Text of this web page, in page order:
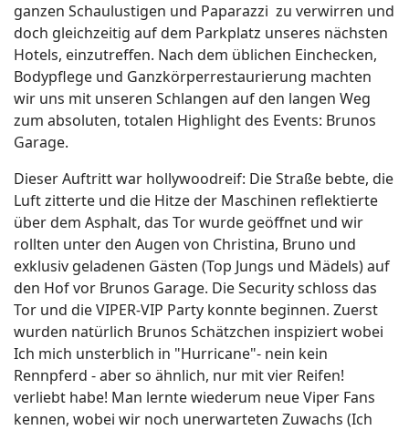
ganzen Schaulustigen und Paparazzi zu verwirren und
doch gleichzeitig auf dem Parkplatz unseres nächsten
Hotels, einzutreffen. Nach dem üblichen Einchecken,
Bodypflege und Ganzkörperrestaurierung machten
wir uns mit unseren Schlangen auf den langen Weg
zum absoluten, totalen Highlight des Events: Brunos
Garage.
Dieser Auftritt war hollywoodreif: Die Straße bebte, die
Luft zitterte und die Hitze der Maschinen reflektierte
über dem Asphalt, das Tor wurde geöffnet und wir
rollten unter den Augen von Christina, Bruno und
exklusiv geladenen Gästen (Top Jungs und Mädels) auf
den Hof vor Brunos Garage. Die Security schloss das
Tor und die VIPER-VIP Party konnte beginnen. Zuerst
wurden natürlich Brunos Schätzchen inspiziert wobei
Ich mich unsterblich in "Hurricane"- nein kein
Rennpferd - aber so ähnlich, nur mit vier Reifen!
verliebt habe! Man lernte wiederum neue Viper Fans
kennen, wobei wir noch unerwarteten Zuwachs (Ich